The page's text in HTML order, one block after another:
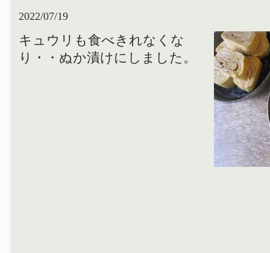
2022/07/19
キュウリも食べきれなくな
り・・ぬか漬けにしました。